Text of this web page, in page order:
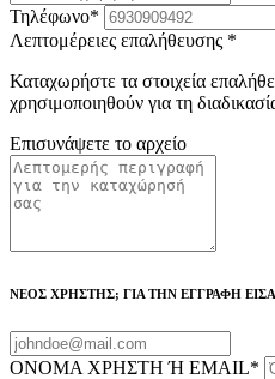
Τηλέφωνο*
Λεπτομέρειες επαλήθευσης *
Καταχωρήστε τα στοιχεία
χρησιμοποιηθούν για τη
Επισυνάψετε το αρχείο
ΝΕΟΣ ΧΡΗΣΤΗΣ; ΓΙΑ ΤΗΝ ΕΓΓΡΑΦΗ
ΟΝΟΜΑ ΧΡΗΣΤΗ Ή EMAIL*